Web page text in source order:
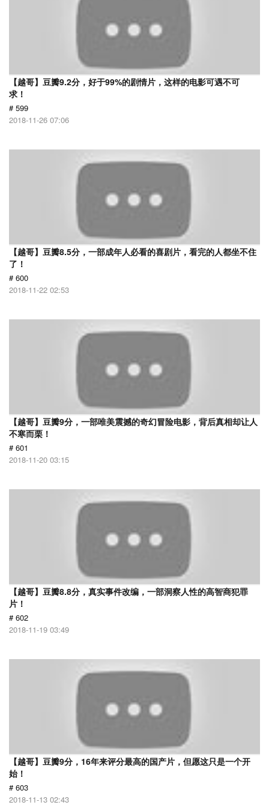
【越哥】豆瓣9.2分，好于99%的剧情片，这样的电影可遇不可
求！
# 599
2018-11-26 07:06
【越哥】豆瓣8.5分，一部成年人必看的喜剧片，看完的人都坐不住
了！
# 600
2018-11-22 02:53
【越哥】豆瓣9分，一部唯美震撼的奇幻冒险电影，背后真相却让人
不寒而栗！
# 601
2018-11-20 03:15
【越哥】豆瓣8.8分，真实事件改编，一部洞察人性的高智商犯罪
片！
# 602
2018-11-19 03:49
【越哥】豆瓣9分，16年来评分最高的国产片，但愿这只是一个开
始！
# 603
2018-11-13 02:43